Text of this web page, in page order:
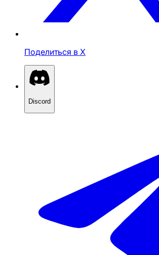
Поделиться в X
Discord